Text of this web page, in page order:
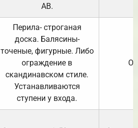
АВ.
Перила- строганая
доска. Балясины-
точеные, фигурные. Либо
ограждение в
скандинавском стиле.
Устанавливаются
ступени у входа.